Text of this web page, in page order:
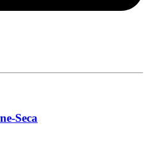
Seca